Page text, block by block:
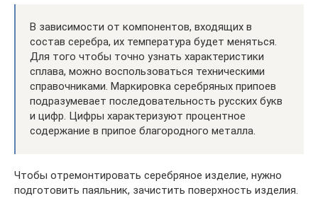
В зависимости от компонентов, входящих в
состав серебра, их температура будет меняться.
Для того чтобы точно узнать характеристики
сплава, можно воспользоваться техническими
справочниками. Маркировка серебряных припоев
подразумевает последовательность русских букв
и цифр. Цифры характеризуют процентное
содержание в припое благородного металла.
Чтобы отремонтировать серебряное изделие, нужно
подготовить паяльник, зачистить поверхность изделия.